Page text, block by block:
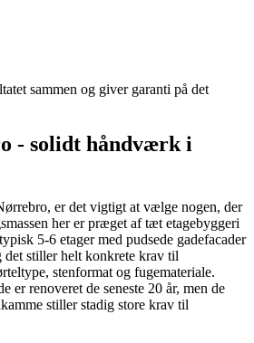
sammen og giver garanti på det
- solidt håndværk i
er det vigtigt at vælge nogen, der
her er præget af tæt etagebyggeri
5-6 etager med pudsede gadefacader
det stiller helt konkrete krav til
stenformat og fugemateriale.
er renoveret de seneste 20 år, men de
stiller stadig store krav til